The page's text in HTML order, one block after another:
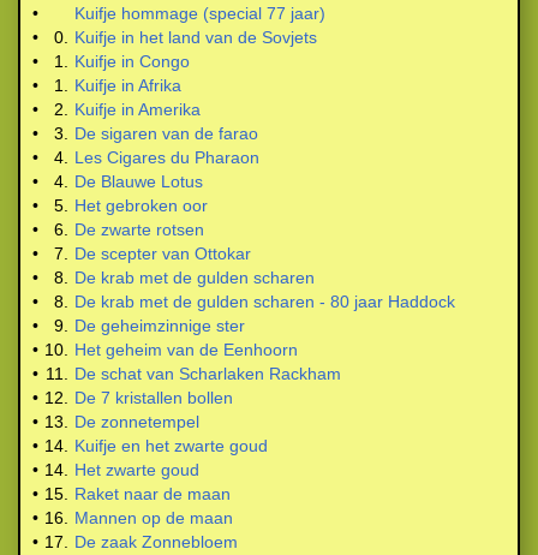
•
Kuifje hommage (special 77 jaar)
•
0.
Kuifje in het land van de Sovjets
•
1.
Kuifje in Congo
•
1.
Kuifje in Afrika
•
2.
Kuifje in Amerika
•
3.
De sigaren van de farao
•
4.
Les Cigares du Pharaon
•
4.
De Blauwe Lotus
•
5.
Het gebroken oor
•
6.
De zwarte rotsen
•
7.
De scepter van Ottokar
•
8.
De krab met de gulden scharen
•
8.
De krab met de gulden scharen - 80 jaar Haddock
•
9.
De geheimzinnige ster
• 10.
Het geheim van de Eenhoorn
• 11.
De schat van Scharlaken Rackham
• 12.
De 7 kristallen bollen
• 13.
De zonnetempel
• 14.
Kuifje en het zwarte goud
• 14.
Het zwarte goud
• 15.
Raket naar de maan
• 16.
Mannen op de maan
• 17.
De zaak Zonnebloem